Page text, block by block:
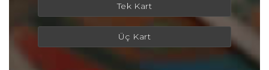
Tek Kart
Üç Kart